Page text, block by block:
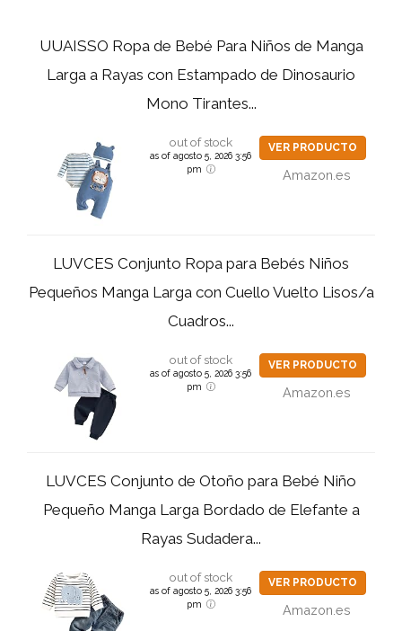
UUAISSO Ropa de Bebé Para Niños de Manga
Larga a Rayas con Estampado de Dinosaurio
Mono Tirantes...
out of stock
as of agosto 5, 2026 3:56
pm
VER PRODUCTO
Amazon.es
LUVCES Conjunto Ropa para Bebés Niños
Pequeños Manga Larga con Cuello Vuelto Lisos/a
Cuadros...
out of stock
as of agosto 5, 2026 3:56
pm
VER PRODUCTO
Amazon.es
LUVCES Conjunto de Otoño para Bebé Niño
Pequeño Manga Larga Bordado de Elefante a
Rayas Sudadera...
out of stock
as of agosto 5, 2026 3:56
pm
VER PRODUCTO
Amazon.es